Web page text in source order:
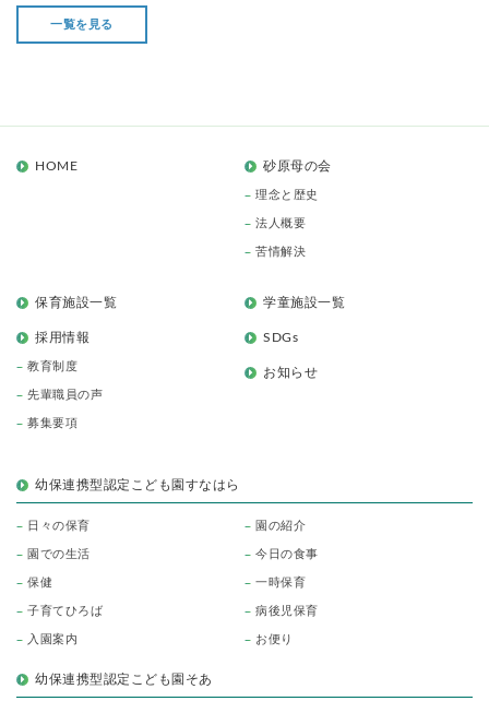
一覧を見る
HOME 砂原母の会
理念と歴史
法人概要
苦情解決
保育施設一覧 学童施設一覧
採用情報
教育制度
先輩職員の声
募集要項
SDGs
お知らせ
幼保連携型認定こども園すなはら
日々の保育 園の紹介
園での生活 今日の食事
保健 一時保育
子育てひろば 病後児保育
入園案内 お便り
幼保連携型認定こども園そあ